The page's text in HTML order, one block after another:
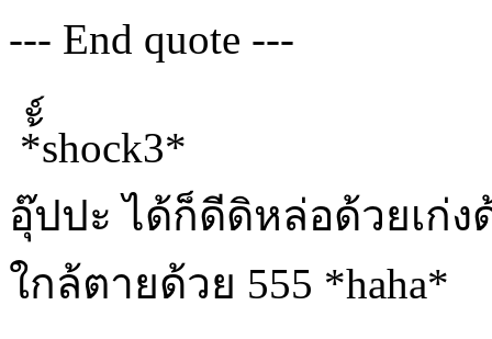
--- End quote ---
*้ั์shock3*
อุ๊ปปะ ได้ก็ดีดิหล่อด้วยเก่
ใกล้ตายด้วย 555 *haha*